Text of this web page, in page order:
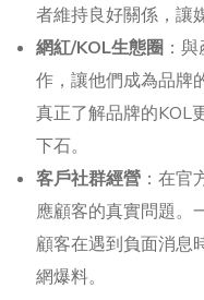
者維持良好關係，讓
網紅/KOL生態圈 ：
作，讓他們成為品牌
真正了解品牌的KOL
下石。
客戶社群經營 ：在
應顧客的真實問題。
顧客在遇到負面消息
網爆料。